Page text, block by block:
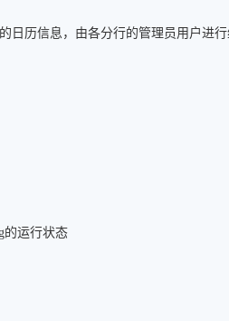
日历信息，由各分行的管理员用户进
的运行状态